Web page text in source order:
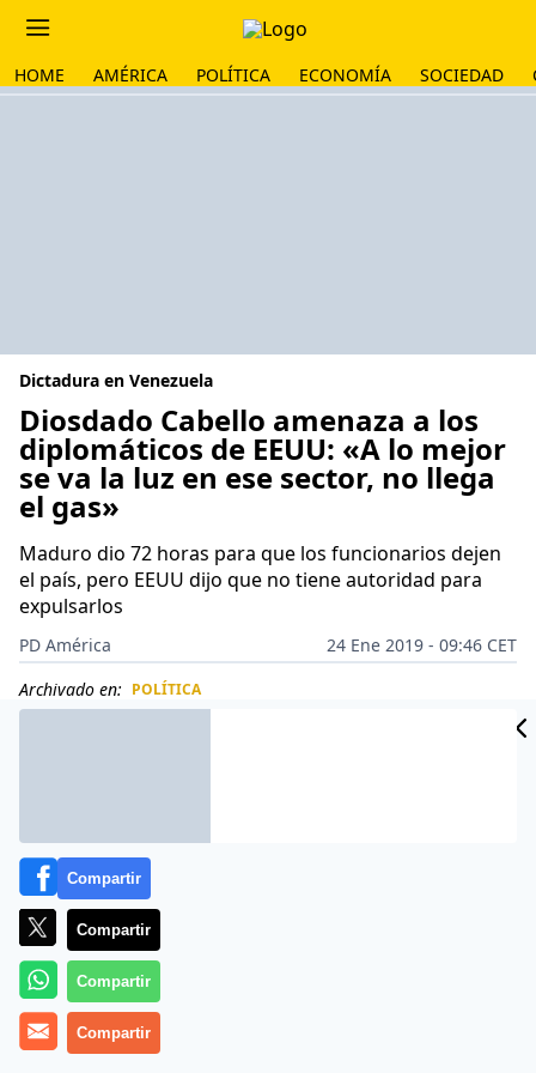
HOME AMÉRICA POLÍTICA ECONOMÍA SOCIEDAD
Dictadura en Venezuela
Diosdado Cabello amenaza a los
diplomáticos de EEUU: «A lo mejor
se va la luz en ese sector, no llega
el gas»
Maduro dio 72 horas para que los funcionarios dejen
el país, pero EEUU dijo que no tiene autoridad para
expulsarlos
PD América
24 Ene 2019 - 09:46 CET
Archivado en: POLÍTICA
Compartir
Compartir
Compartir
Compartir